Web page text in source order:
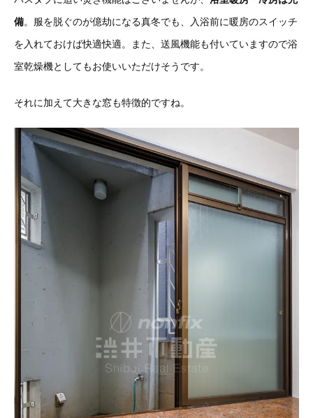
備。服を脱ぐのが億劫になる真冬でも、入浴前に暖房のスイッチ
を入れておけば快適快適。また、送風機能も付いていますので浴
室乾燥機としてもお使いいただけそうです。
それに加えて大きな窓も特徴的ですね。